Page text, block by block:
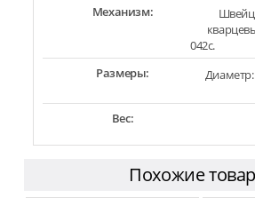
Механизм:
042c.
Размеры:
Вес:
Похожие